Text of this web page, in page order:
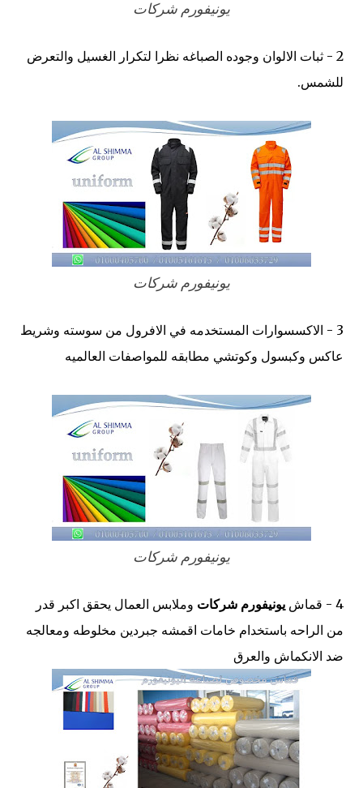
يونيفورم شركات
2 - ثبات الالوان وجوده الصباغه نظرا لتكرار الغسيل والتعرض
للشمس.
يونيفورم شركات
3 - الاكسسوارات المستخدمه في الافرول من سوسته وشريط
عاكس وكبسول وكوتشي مطابقه للمواصفات العالميه
يونيفورم شركات
4 - قماش يونيفورم شركات وملابس العمال يحقق اكبر قدر
من الراحه باستخدام خامات اقمشه جبردين مخلوطه ومعالجه
ضد الانكماش والعرق